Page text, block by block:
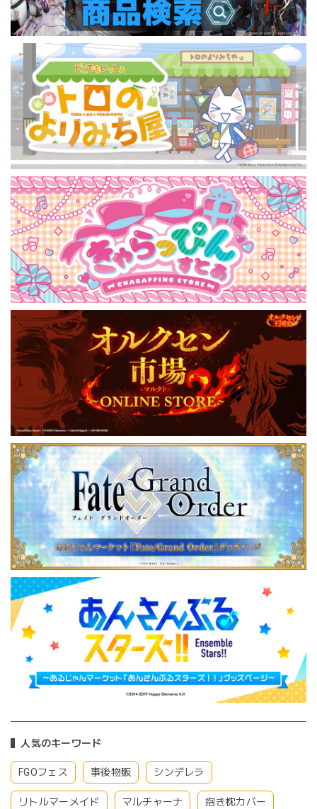
人気のキーワード
FGOフェス 事後物販 シンデレラ
リトルマーメイド マルチャーナ 抱き枕カバー